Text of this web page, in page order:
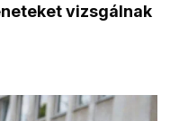
vizsgálnak